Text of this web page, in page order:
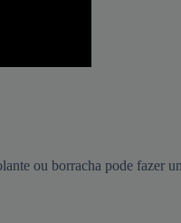
ou borracha pode fazer